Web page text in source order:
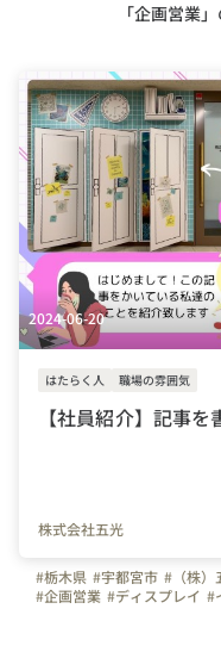
「企画営業
2024-06-20
はたらく人 職場の雰囲気
【社員紹介】記事
株式会社五光
#栃木県 #宇都宮市 #（株）
#企画営業 #ディスプレイ #